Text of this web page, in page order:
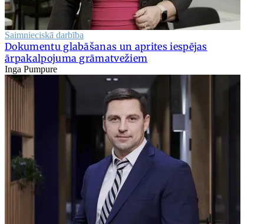
Saimnieciskā darbība
Dokumentu glabāšanas un aprites iespējas
ārpakalpojuma grāmatvežiem
Inga Pumpure